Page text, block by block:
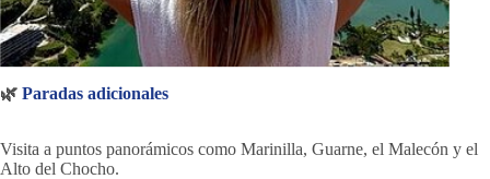
🌿 Paradas adicionales
Visita a puntos panorámicos como Marinilla, Guarne, el Malecón y el
Alto del Chocho.